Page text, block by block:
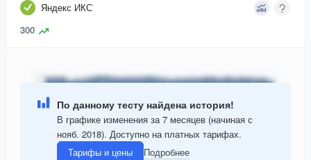
Яндекс ИКС
300
По данному тесту найдена история!
В графике изменения за 7 месяцев (начиная с
нояб. 2018). Доступно на платных тарифах.
Тарифы и цены
Подробнее